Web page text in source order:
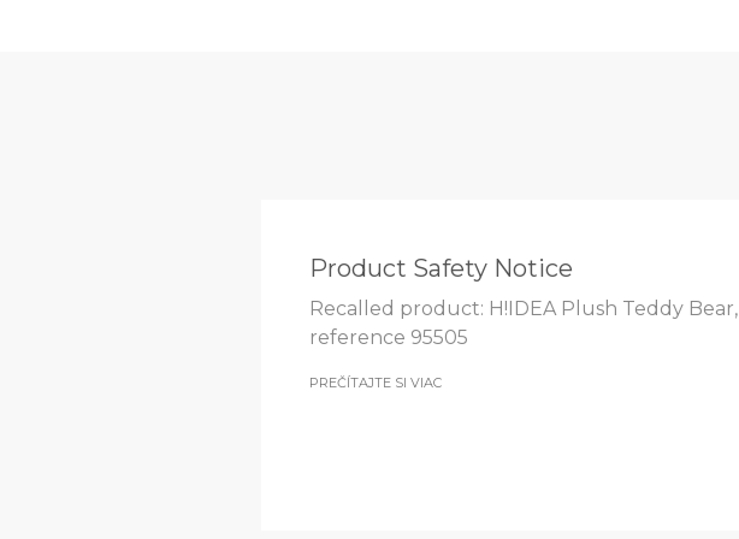
Product Safety Notice
Recalled product: H!IDEA Plush Teddy Bear,
reference 95505
PREČÍTAJTE SI VIAC